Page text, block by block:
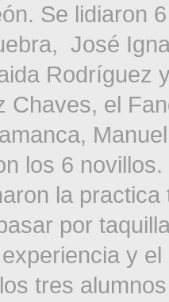
Se lidiaron
José
Rodríguez
Chaves, el
los 6
la
por
y
tres